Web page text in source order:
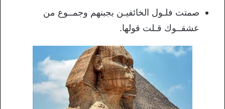
صمتت فلـول الخائفيـن بجبنهم وجمــوع من
عشقــوك قـلت قولها.